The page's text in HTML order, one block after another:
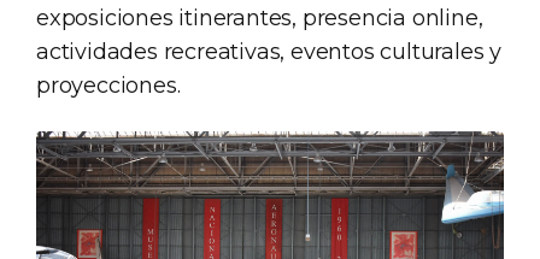
exposiciones itinerantes, presencia online,
actividades recreativas, eventos culturales y
proyecciones.